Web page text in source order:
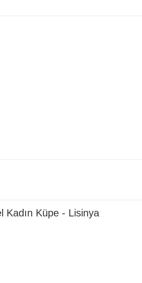
Kadın Küpe - Lisinya